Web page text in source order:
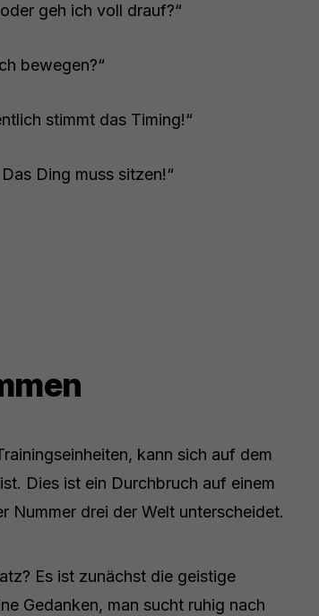
geh ich voll drauf?“
bewegen?“
stimmt das Timing!“
Ding muss sitzen!“
kann sich auf dem
Dies ist ein Durchbruch auf einem
Nummer drei der Welt unterscheidet.
Es ist zunächst die geistige
Gedanken, man sucht ruhig nach